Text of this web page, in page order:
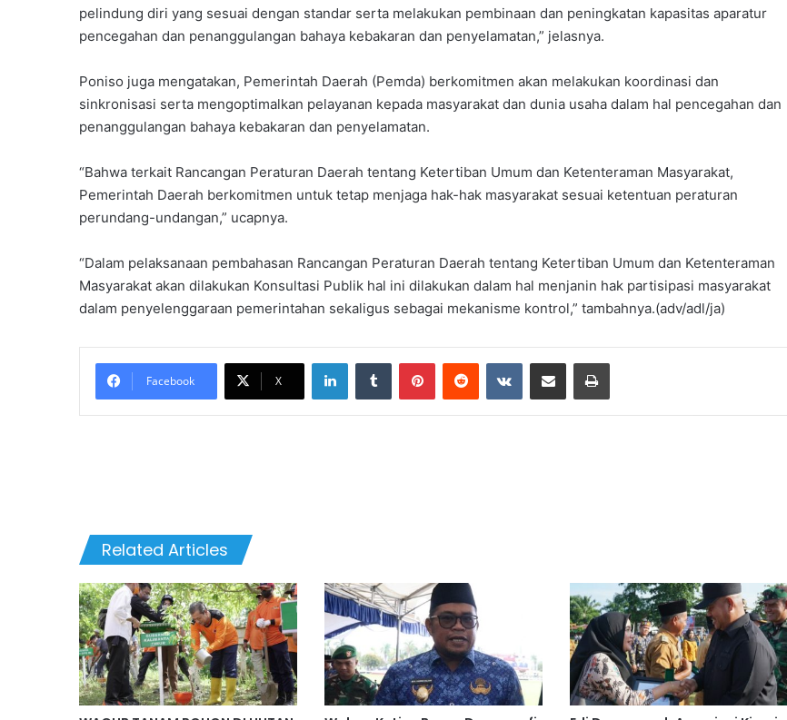
pelindung diri yang sesuai dengan standar serta melakukan pembinaan dan peningkatan kapasitas aparatur
pencegahan dan penanggulangan bahaya kebakaran dan penyelamatan,” jelasnya.
Poniso juga mengatakan, Pemerintah Daerah (Pemda) berkomitmen akan melakukan koordinasi dan
sinkronisasi serta mengoptimalkan pelayanan kepada masyarakat dan dunia usaha dalam hal pencegahan dan
penanggulangan bahaya kebakaran dan penyelamatan.
“Bahwa terkait Rancangan Peraturan Daerah tentang Ketertiban Umum dan Ketenteraman Masyarakat,
Pemerintah Daerah berkomitmen untuk tetap menjaga hak-hak masyarakat sesuai ketentuan peraturan
perundang-undangan,” ucapnya.
“Dalam pelaksanaan pembahasan Rancangan Peraturan Daerah tentang Ketertiban Umum dan Ketenteraman
Masyarakat akan dilakukan Konsultasi Publik hal ini dilakukan dalam hal menjanin hak partisipasi masyarakat
dalam penyelenggaraan pemerintahan sekaligus sebagai mekanisme kontrol,” tambahnya.(adv/adl/ja)
Facebook X
LinkedInTumblr PinterestReddit VKontakteShare via Email Print
Related Articles